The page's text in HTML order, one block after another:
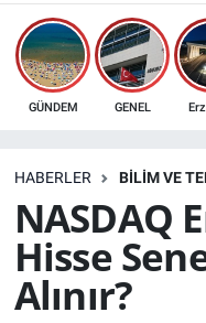
GÜNDEM GENEL
HABERLER BİLİM VE
NASDAQ
Hisse
Alınır?
ERZİNCAN
SAĞLIK
Bilim, teknoloji
GENEL